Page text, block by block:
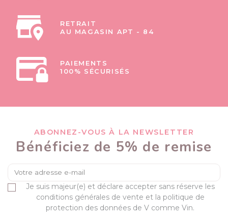
RETRAIT
AU MAGASIN APT - 84
PAIEMENTS
100% SÉCURISÉS
ABONNEZ-VOUS À LA NEWSLETTER
Bénéficiez de 5% de remise
Je suis majeur(e) et déclare accepter sans réserve les
conditions générales de vente et la politique de
protection des données de V comme Vin.